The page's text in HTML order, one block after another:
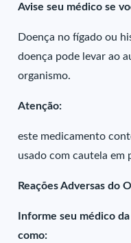
Avise seu médico se
Doença no fígado ou
doença pode levar ao
organismo.
Atenção:
este medicamento
usado com cautela em
Reações Adversas do
Informe seu médico
como: